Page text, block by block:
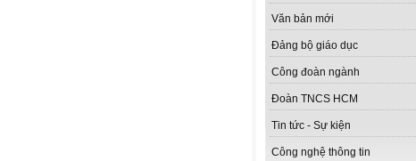
Văn bản mới
Đảng bộ giáo dục
Công đoàn ngành
Đoàn TNCS HCM
Tin tức - Sự kiện
Công nghệ thông tin